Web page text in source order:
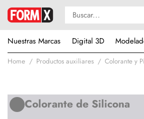
Nuestras Marcas
Digital 3D
Home Productos auxiliares Colorante y
Colorante de Silicona